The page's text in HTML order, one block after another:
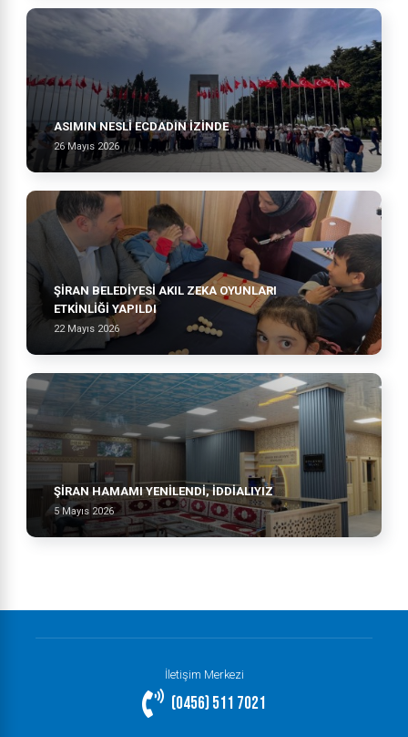
ASIMIN NESLI ECDADIN İZINDE
26 Mayıs 2026
ŞİRAN BELEDİYESİ AKIL ZEKA OYUNLARI
ETKİNLİĞİ YAPILDI
22 Mayıs 2026
ŞİRAN HAMAMI YENİLENDİ, İDDİALIYIZ
5 Mayıs 2026
İletişim Merkezi
(0456) 511 7021